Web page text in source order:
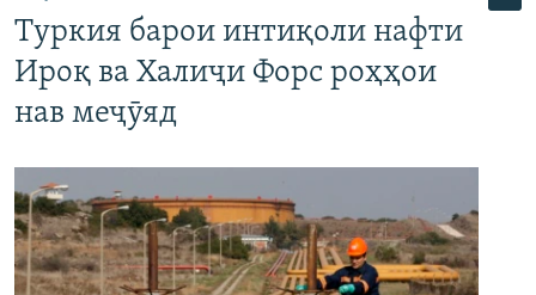
Туркия барои интиқоли нафти
Ироқ ва Халиҷи Форс роҳҳои
нав меҷӯяд